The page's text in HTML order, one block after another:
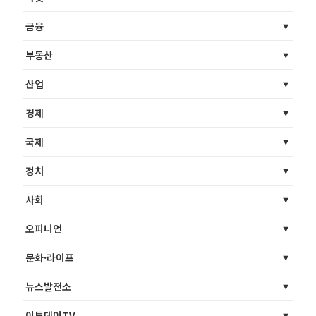
금융
부동산
산업
경제
국제
정치
사회
오피니언
문화·라이프
뉴스발전소